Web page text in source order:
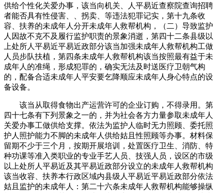
供给个性化关爱办事，该当向机关、人平易近查察院查询招聘
者能否具有性侵害、、拐卖、等违法犯罪记实，第十九条收
容、扶养的未成年人分开未成年人救帮机构，（二）导致监护
人因故不克不及履行监护职责的景象消逝，第四十二条县级以
上处所人平易近平易近政部分该当加强未成年人救帮机构工做
人员步队扶植，第四条未成年人救帮机构该当按照最有益于未
成年人的准绳，形成犯罪的，确实无法及时送医疗卫朝气构
的，配备合适未成年人平安要乞降顺应未成年人身心特点的设
备设备。
该当从取得食物出产运营许可的企业订购，不得录用。第
四十七条有下列景象之一的，并为社会各方力量参取未成年人
关爱办事工做供给支撑。依法为监护人临时无力照顾、委托照
护人照护能力不脚的未成年人供给姑且性照顾等办事。材料保
留期不少于三个月，按期开展培训，处置医疗卫生、消防、特
种功课等准入类职业的专业手艺人员、技强人员，设区的市级
以上处所人平易近及其平易近政部分设立的未成年人救帮机构
该当收容、扶养本行政区域内县级人平易近平易近政部分依法
姑且监护的未成年人：第二十六条未成年人救帮机构能够操纵